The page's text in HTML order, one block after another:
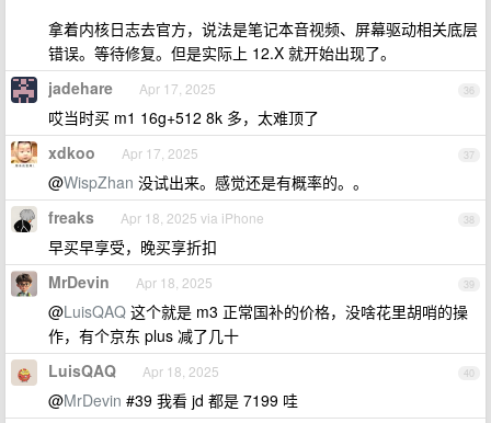
拿着内核日志去官方，说法是笔记本音视频、屏幕驱动相关底层
错误。等待修复。但是实际上 12.X 就开始出现了。
36
jadehare Apr 17, 2025
哎当时买 m1 16g+512 8k 多，太难顶了
37
xdkoo Apr 17, 2025
@WispZhan 没试出来。感觉还是有概率的。。
38
freaks Apr 18, 2025 via iPhone
早买早享受，晚买享折扣
39
MrDevin Apr 18, 2025
@LuisQAQ 这个就是 m3 正常国补的价格，没啥花里胡哨的操
作，有个京东 plus 减了几十
40
LuisQAQ Apr 18, 2025
@MrDevin #39 我看 jd 都是 7199 哇